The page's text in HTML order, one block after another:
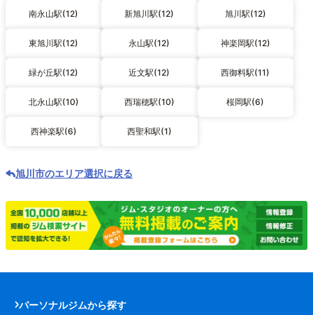
南永山駅(12) 新旭川駅(12) 旭川駅(12)
東旭川駅(12) 永山駅(12) 神楽岡駅(12)
緑が丘駅(12) 近文駅(12) 西御料駅(11)
北永山駅(10) 西瑞穂駅(10) 桜岡駅(6)
西神楽駅(6) 西聖和駅(1)
旭川市のエリア選択に戻る
パーソナルジムから探す